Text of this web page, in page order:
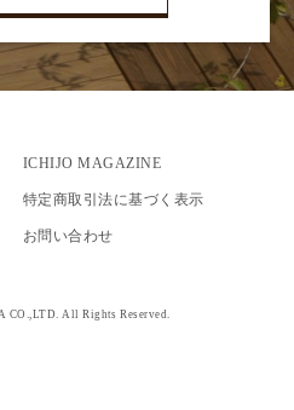
ICHIJO MAGAZINE
特定商取引法に基づく表示
お問い合わせ
CO.,LTD. All Rights Reserved.